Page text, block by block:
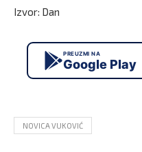
Izvor: Dan
PREUZMI NA
Google Play
NOVICA VUKOVIĆ